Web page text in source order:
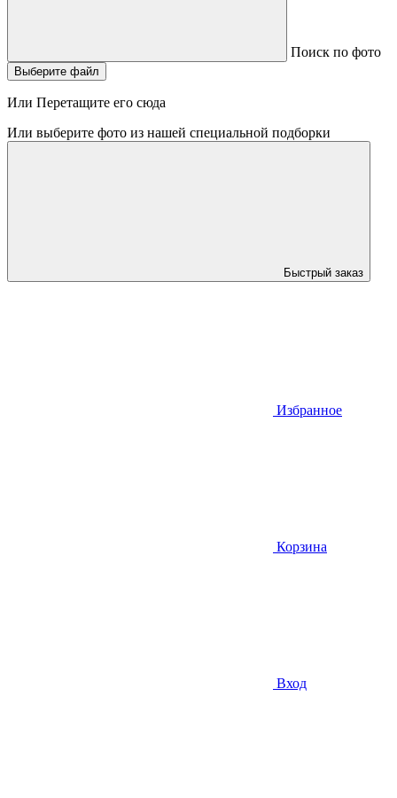
Поиск по фото
Выберите файл
Или Перетащите его сюда
Или выберите фото из нашей специальной подборки
Быстрый заказ
Избранное
Корзина
Вход